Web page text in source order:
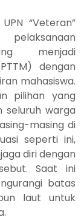
“Veteran”
menjadi
dengan
mahasiswa.
pilihan yang
seluruh warga
masing di
seperti ini,
diri dengan
Saat ini
batas
laut untuk